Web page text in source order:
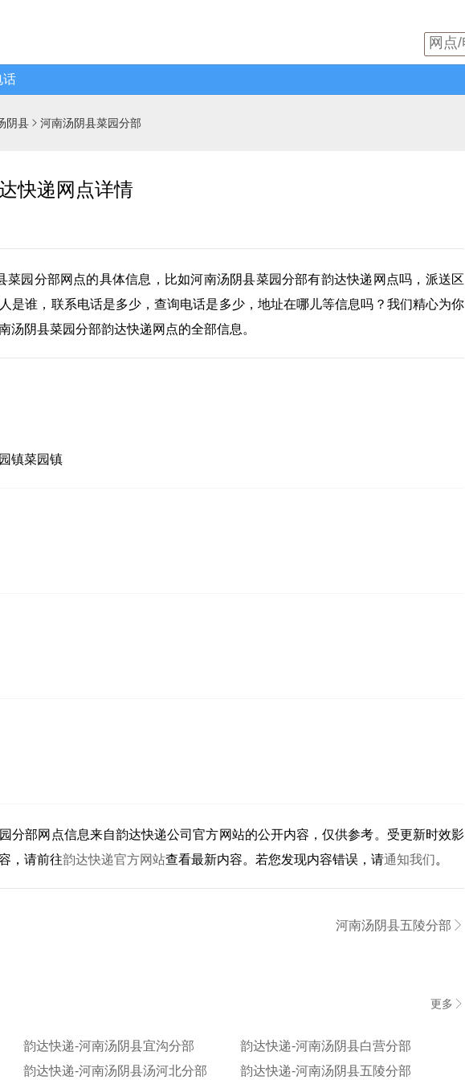
话
阴县  河南汤阴县菜园分部
快递网点详情
菜园分部网点的具体信息，比如河南汤阴县菜园分部有韵达快递 网点吗，派送区
是谁，联系电话是多少，查询电话是多少，地址在哪儿等信息吗？我们精心为你
汤阴县菜园分部韵达快递网点的全部信息。
镇菜园镇
分部网点信息来自韵达快递公司官方网站的公开内容，仅供参考。受更新时效影
，请前往韵达快递官方网站查看最新内容。若您发现内容错误，请通知我们。
河南汤阴县五陵分部 
更多 
韵达快递-河南汤阴县宜沟分部
韵达快递-河南汤阴县白营分部
韵达快递-河南汤阴县汤河北分部 韵达快递-河南汤阴县五陵分部